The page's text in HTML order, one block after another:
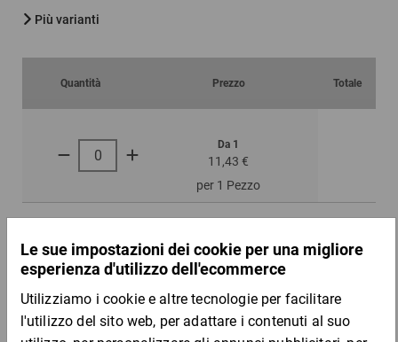
Più varianti
Quantità Prezzo Totale
Da 1
11,43 €
per 1 Pezzo
DESCRIZIONE DEL PRODOTTO